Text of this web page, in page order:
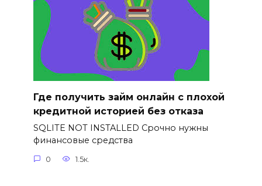
Где получить займ онлайн с плохой
кредитной историей без отказа
SQLITE NOT INSTALLED Срочно нужны
финансовые средства
0 1.5к.